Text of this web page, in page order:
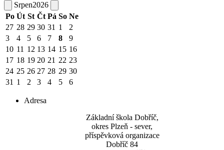
Srpen2026
Po Út St Čt Pá So Ne
27 28 29 30 31 1
2
3
4 5 6 7 8
9
10 11 12 13 14 15 16
17 18 19 20 21 22 23
24 25 26 27 28 29 30
31 1 2 3 4 5 6
Adresa
Základní škola Dobříč,
okres Plzeň - sever,
příspěvková organizace
Dobříč 84